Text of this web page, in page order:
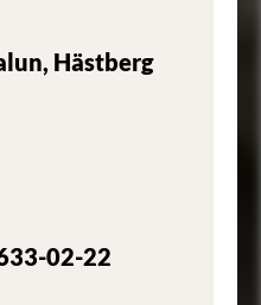
Hästberg
02-22